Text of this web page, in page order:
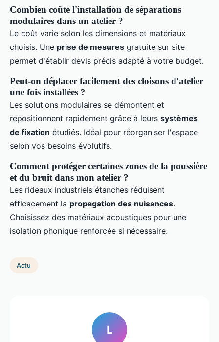
Combien coûte l'installation de séparations
modulaires dans un atelier ?
Le coût varie selon les dimensions et matériaux
choisis. Une prise de mesures gratuite sur site
permet d'établir devis précis adapté à votre budget.
Peut-on déplacer facilement des cloisons d'atelier
une fois installées ?
Les solutions modulaires se démontent et
repositionnent rapidement grâce à leurs systèmes
de fixation étudiés. Idéal pour réorganiser l'espace
selon vos besoins évolutifs.
Comment protéger certaines zones de la poussière
et du bruit dans mon atelier ?
Les rideaux industriels étanches réduisent
efficacement la propagation des nuisances.
Choisissez des matériaux acoustiques pour une
isolation phonique renforcée si nécessaire.
Actu
L